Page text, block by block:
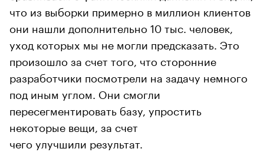
что из выборки примерно в миллион клиентов
они нашли дополнительно 10 тыс. человек,
уход которых мы не могли предсказать. Это
произошло за счет того, что сторонние
разработчики посмотрели на задачу немного
под иным углом. Они смогли
пересегментировать базу, упростить
некоторые вещи, за счет
чего улучшили результат.